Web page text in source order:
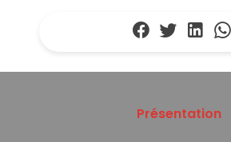
Présentation